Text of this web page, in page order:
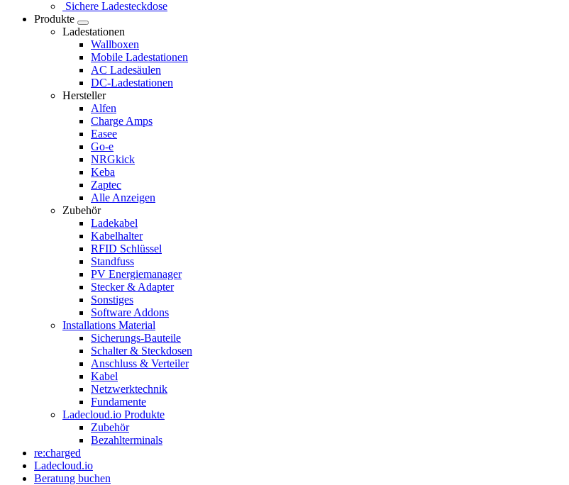
Sichere Ladesteckdose
Produkte
Ladestationen
Wallboxen
Mobile Ladestationen
AC Ladesäulen
DC-Ladestationen
Hersteller
Alfen
Charge Amps
Easee
Go-e
NRGkick
Keba
Zaptec
Alle Anzeigen
Zubehör
Ladekabel
Kabelhalter
RFID Schlüssel
Standfuss
PV Energiemanager
Stecker & Adapter
Sonstiges
Software Addons
Installations Material
Sicherungs-Bauteile
Schalter & Steckdosen
Anschluss & Verteiler
Kabel
Netzwerktechnik
Fundamente
Ladecloud.io Produkte
Zubehör
Bezahlterminals
re:charged
Ladecloud.io
Beratung buchen